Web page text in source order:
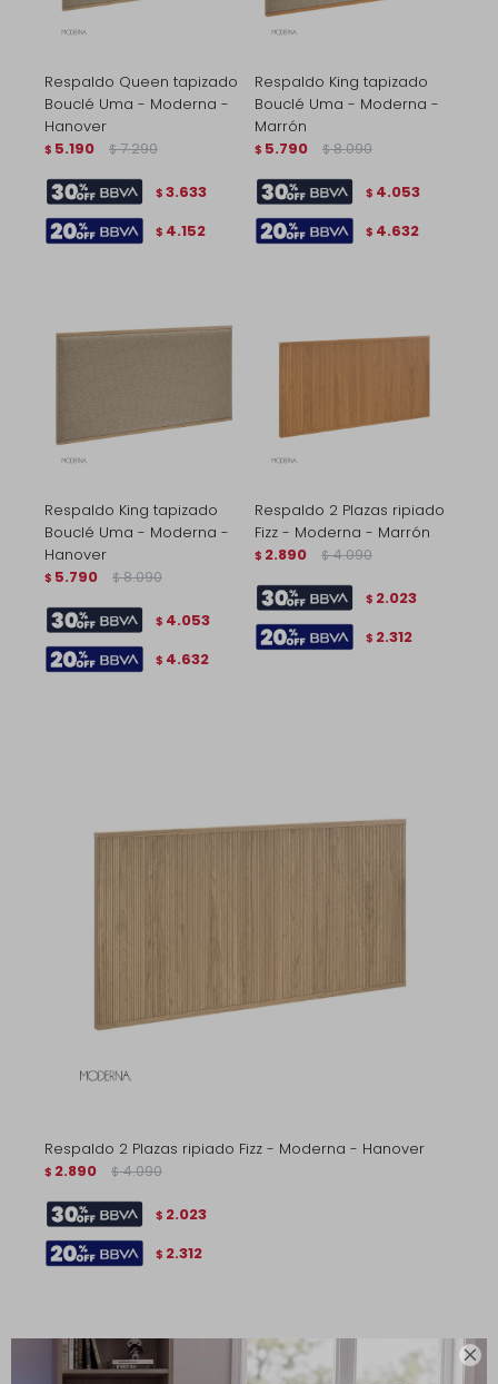

Respaldo Queen tapizado
Bouclé Uma - Moderna -
Hanover
$ 5.190 $ 7.290
$ 3.633
$ 4.152
Respaldo King tapizado
Bouclé Uma - Moderna -
Marrón
$ 5.790 $ 8.090
$ 4.053
$ 4.632
Respaldo King tapizado
Bouclé Uma - Moderna -
Hanover
$ 5.790 $ 8.090
$ 4.053
$ 4.632
Respaldo 2 Plazas ripiado
Fizz - Moderna - Marrón
$ 2.890 $ 4.090
$ 2.023
$ 2.312
Respaldo 2 Plazas ripiado Fizz - Moderna - Hanover
$ 2.890 $ 4.090
$ 2.023
$ 2.312